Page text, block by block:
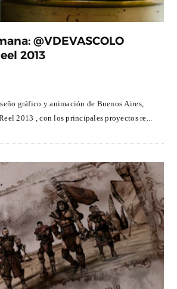
@VDEVASCOLO
2013
gráfico y animación de Buenos Aires,
2013 , con los principales proyectos re...